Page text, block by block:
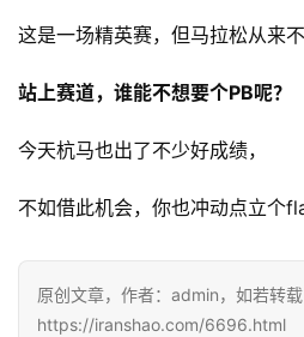
这是一场精英赛，但马拉松从来
站上赛道，谁能不想要个PB呢？
今天杭马也出了不少好成绩，
不如借此机会，你也冲动点立个
原创文章，作者：admin，如若转载
https://iranshao.com/6696.html